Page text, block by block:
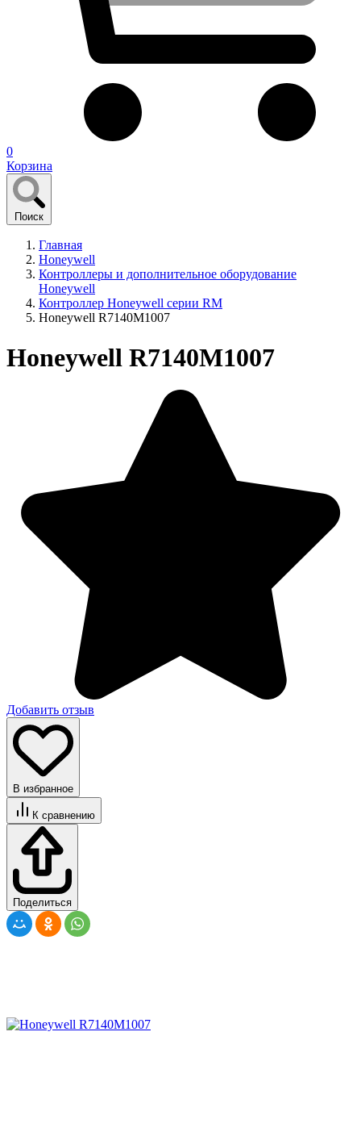
0
Корзина
Поиск
Главная
Honeywell
Контроллеры и дополнительное оборудование
Honeywell
Контроллер Honeywell серии RM
Honeywell R7140M1007
Honeywell R7140M1007
Добавить отзыв
В избранное
К сравнению
Поделиться